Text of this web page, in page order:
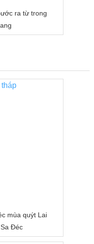
ra từ trong
mùa quýt Lai
Đéc